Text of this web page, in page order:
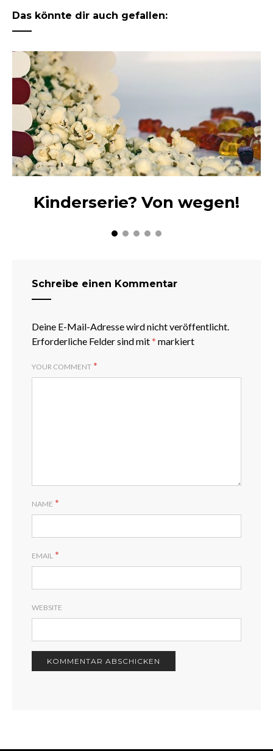
Das könnte dir auch gefallen:
Kinderserie? Von wegen!
Schreibe einen Kommentar
Deine E-Mail-Adresse wird nicht veröffentlicht.
Erforderliche Felder sind mit* markiert
YOUR COMMENT *
NAME *
EMAIL *
WEBSITE